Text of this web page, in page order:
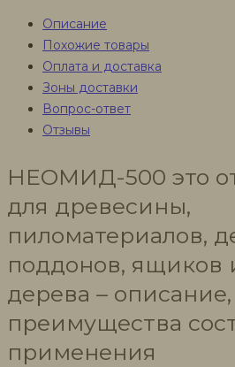
древесины,
Описание
Похожие товары
Оплата и доставка
Зоны доставки
Вопрос-ответ
Отзывы
НЕОМИД-500 это
для древесины,
пиломатериалов,
поддонов, ящиков
дерева –
преимущества
применения